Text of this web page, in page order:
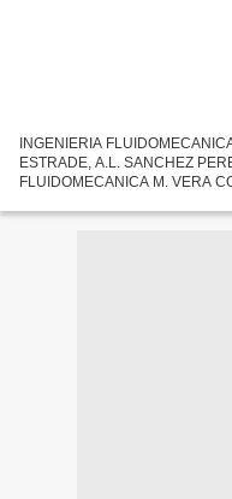
INGENIERIA
ESTRADE, A.L. SANCHEZ
FLUIDOMECANICA M. VERA
Formatos: Pdf, ePub, MOBI,